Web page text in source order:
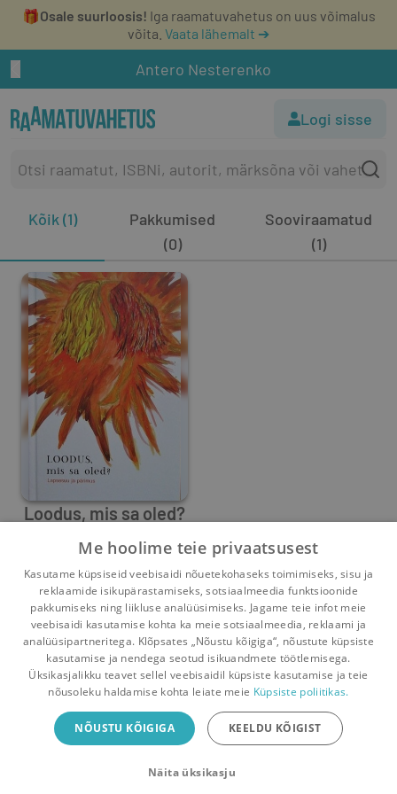
🎁Osale suurloosis! Iga raamatuvahetus on uus võimalus
võita. Vaata lähemalt ➔
Antero Nesterenko
Logi sisse
Kõik (1)
Pakkumised
(0)
Sooviraamatud
(1)
Loodus, mis sa oled?
0 1
Pealehele Ostukorv Sõnumid Teated Konto
Raamatuvahetuse mobiiliäpp
Vaheta raamatuid veelgi mugavamalt!
Me hoolime teie privaatsusest
Kasutame küpsiseid veebisaidi nõuetekohaseks toimimiseks, sisu ja
reklaamide isikupärastamiseks, sotsiaalmeedia funktsioonide
pakkumiseks ning liikluse analüüsimiseks. Jagame teie infot meie
veebisaidi kasutamise kohta ka meie sotsiaalmeedia, reklaami ja
analüüsipartneritega. Klõpsates „Nõustu kõigiga“, nõustute küpsiste
kasutamise ja nendega seotud isikuandmete töötlemisega.
Üksikasjalikku teavet sellel veebisaidil küpsiste kasutamise ja teie
nõusoleku haldamise kohta leiate meie Küpsiste poliitikas.
NÕUSTU KÕIGIGA KEELDU KÕIGIST
Näita üksikasju